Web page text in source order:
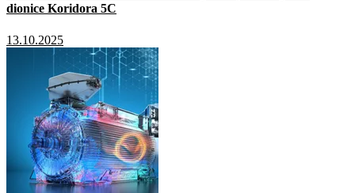
dionice Koridora 5C
13.10.2025